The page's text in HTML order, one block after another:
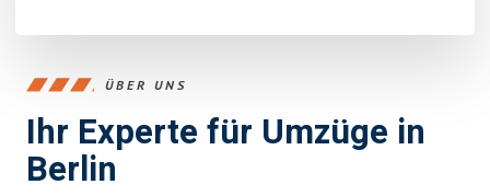
ÜBER UNS
Ihr Experte für Umzüge in
Berlin